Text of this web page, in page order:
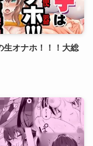
生オナホ！！！大総